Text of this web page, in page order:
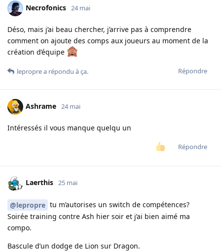
Necrofonics 24 mai
Déso, mais j’ai beau chercher, j’arrive pas à comprendre
comment on ajoute des comps aux joueurs au moment de la
création d’équipe
Répondre
leproprea répondu à ça.
Ashrame 24 mai
Intéressés il vous manque quelqu un
Répondre
Laerthis 25 mai
@lepropre tu m’autorises un switch de compétences?
Soirée training contre Ash hier soir et j’ai bien aimé ma
compo.
Bascule d’un dodge de Lion sur Dragon.